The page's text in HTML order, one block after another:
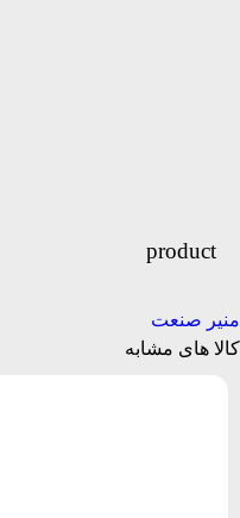
product
منیر صنعت
کالا های مشابه